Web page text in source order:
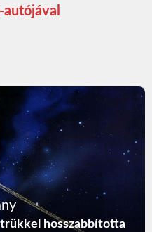
hosszabbította